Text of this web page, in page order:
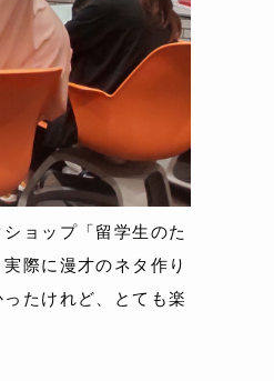
ョップ「留学生のた
際に漫才のネタ作り
たけれど、とても楽